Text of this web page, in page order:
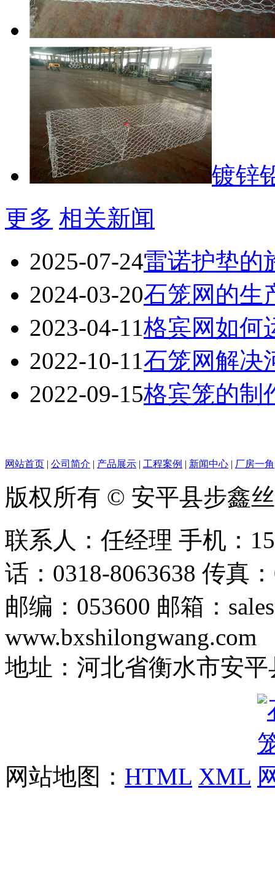
镀锌
更多 相关新闻
2025-07-24雷诺护垫的
2024-03-20石笼网的生
2023-04-11格宾网如何
2022-10-11石笼网解决
2022-09-15格宾笼的制
网站首页 | 公司简介 | 产品展示 | 工程案例 | 新闻中心 | 厂房一角
版权所有 © 安平县步鑫
联系人：任经理 手机：
话：0318-8063638 传真
邮编：053600 邮箱：
www.bxshilongwang.com
地址：河北省衡水市安
网站地图： HTML XML